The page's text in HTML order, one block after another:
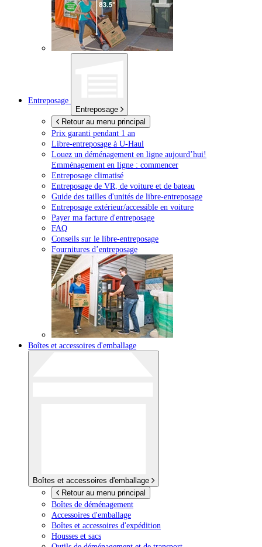
Entreposage
Entreposage
Retour au menu principal
Prix garanti pendant 1 an
Libre-entreposage à U-Haul
Louez un déménagement en ligne aujourd’hui!
Emménagement en ligne : commencer
Entreposage climatisé
Entreposage de VR, de voiture et de bateau
Guide des tailles d'unités de libre-entreposage
Entreposage extérieur/accessible en voiture
Payer ma facture d'entreposage
FAQ
Conseils sur le libre-entreposage
Fournitures d’entreposage
Boîtes et accessoires d'emballage
Boîtes et accessoires d'emballage
Retour au menu principal
Boîtes de déménagement
Accessoires d'emballage
Boîtes et accessoires d'expédition
Housses et sacs